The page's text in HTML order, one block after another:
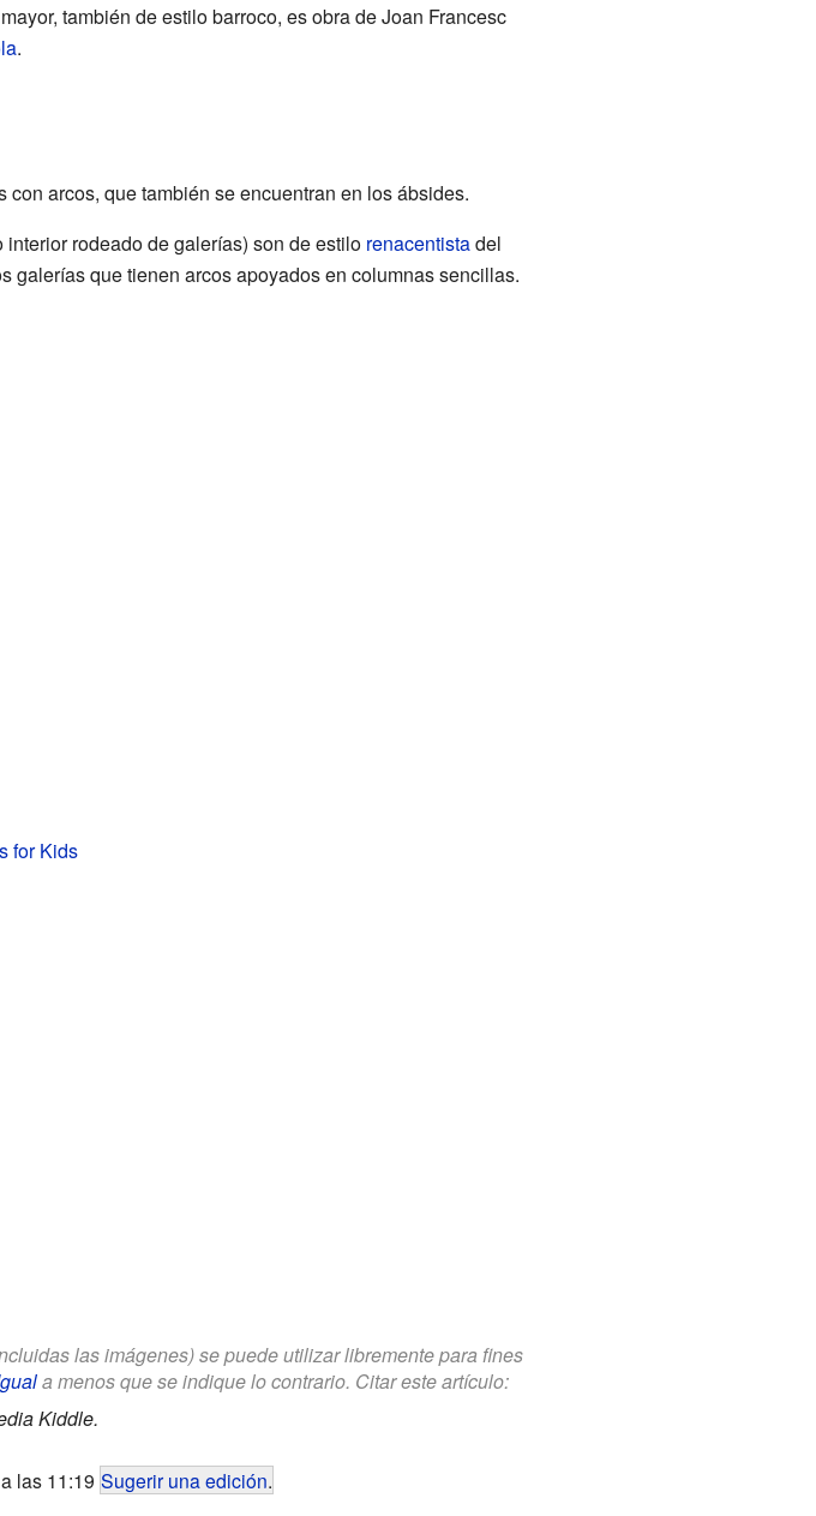
también de estilo barroco, es obra de Joan Francesc
.
arcos, que también se encuentran en los ábsides.
rodeado de galerías) son de estilo renacentistadel
galerías que tienen arcos apoyados en columnas sencillas.
for Kids
las imágenes) se puede utilizar libremente para fines
a menos que se indique lo contrario. Citar este artículo:
Kiddle.
las 11:19 Sugerir una edición.